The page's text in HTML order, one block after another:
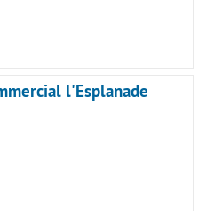
l'Esplanade